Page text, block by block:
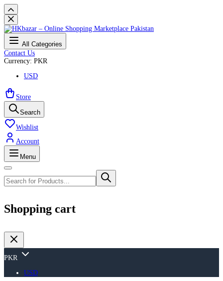
All Categories
Contact Us
Currency: PKR
USD
Store
Search
Wishlist
Account
Menu
Shopping cart
PKR
USD